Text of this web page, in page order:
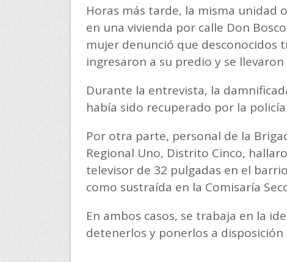
Horas más tarde, la misma
en una vivienda por calle Don
mujer denunció que
ingresaron a su predio y se
Durante la entrevista, la
había sido recuperado por la
Por otra parte, personal de la
Regional Uno, Distrito Cinco,
televisor de 32 pulgadas en el
como sustraída en la Comisaría
En ambos casos, se trabaja en la
detenerlos y ponerlos a disposición